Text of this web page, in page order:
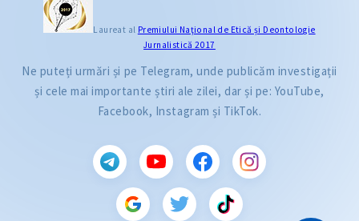
Laureat al Premiului Naţional de Etică și Deontologie
Jurnalistică 2017
Ne puteți urmări și pe Telegram, unde publicăm investigații
și cele mai importante știri ale zilei, dar și pe: YouTube,
Facebook, Instagram și TikTok.